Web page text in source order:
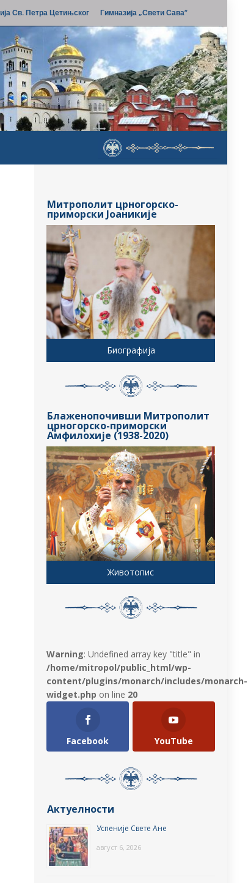
Св. Петра Цетињског Гимназија „Свети Сава“
Митрополит црногорско-
приморски Јоаникије
Биографија
Блаженопочивши Митрополит
црногорско-приморски
Амфилохије (1938-2020)
Животопис
Warning: Undefined array key "title" in
/home/mitropol/public_html/wp-
content/plugins/monarch/includes/monarch-
widget.php on line 20
Facebook YouTube
Актуелности
Успеније Свете Ане
август 6, 2026